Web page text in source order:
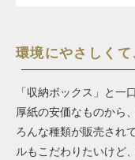
環境にやさしくて
「収納ボックス」と一
厚紙の安価なものから
ろんな種類が販売され
ルもこだわりたいけど